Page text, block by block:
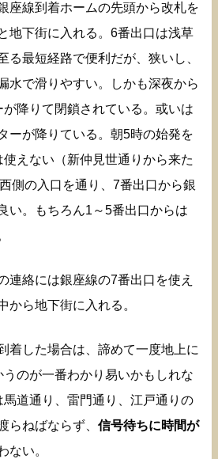
座線到着ホームの先頭から改札を
地下街に入れる。6番出口は浅草
る最短経路で便利だが、狭いし、
水で滑りやすい。しかも深夜から
降りて閉鎖されている。或いは
ーが降りている。朝5時の始発を
えない（新仲見世通りから来た
側の入口を通り、7番出口から銀
い。もちろん1～5番出口からは
連絡には銀座線の7番出口を使え
から地下街に入れる。
着した場合は、諦めて一度地上に
のが一番わかり易いかもしれな
道通り、雷門通り、江戸通りの
らねばならず、 信号待ちに時間が
ない。